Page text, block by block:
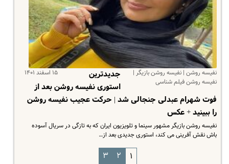
نفیسه روشن | نفیسه روشن بازیگر |
نفیسه روشن فیلم شناسی
۱۵ اسفند ۱۴۰۱
جدیدترین
استوری نفیسه روشن بعد از
فوت شهرام عبدلی جنجالی شد | حرکت عجیب نفیسه روشن
را ببینید + عکس
نفیسه روشن بازیگر مشهور سینما و تلویزیون ایران که به تازگی در سریال آسوده
باش نقش آفرینی می کند، استوری جدیدی بعد از…
۱ ۲ ۳